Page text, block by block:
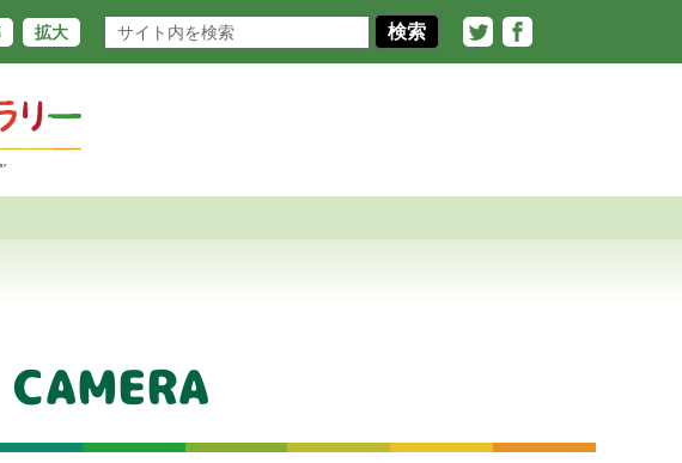
拡大 TwitterFacebook